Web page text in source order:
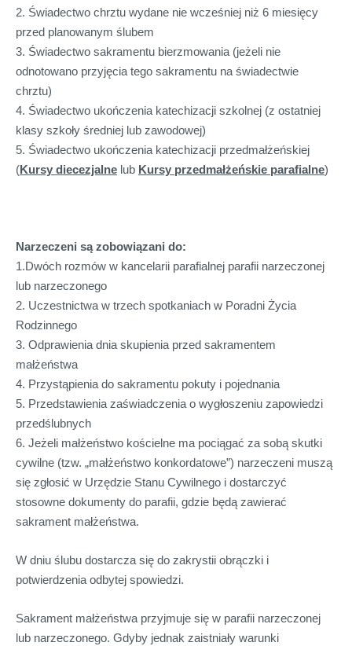
2. Świadectwo chrztu wydane nie wcześniej niż 6 miesięcy
przed planowanym ślubem
3. Świadectwo sakramentu bierzmowania (jeżeli nie
odnotowano przyjęcia tego sakramentu na świadectwie
chrztu)
4. Świadectwo ukończenia katechizacji szkolnej (z ostatniej
klasy szkoły średniej lub zawodowej)
5. Świadectwo ukończenia katechizacji przedmałżeńskiej
(Kursy diecezjalne lub Kursy przedmałżeńskie parafialne)
Narzeczeni są zobowiązani do:
1.Dwóch rozmów w kancelarii parafialnej parafii narzeczonej
lub narzeczonego
2. Uczestnictwa w trzech spotkaniach w Poradni Życia
Rodzinnego
3. Odprawienia dnia skupienia przed sakramentem
małżeństwa
4. Przystąpienia do sakramentu pokuty i pojednania
5. Przedstawienia zaświadczenia o wygłoszeniu zapowiedzi
przedślubnych
6. Jeżeli małżeństwo kościelne ma pociągać za sobą skutki
cywilne (tzw. „małżeństwo konkordatowe”) narzeczeni muszą
się zgłosić w Urzędzie Stanu Cywilnego i dostarczyć
stosowne dokumenty do parafii, gdzie będą zawierać
sakrament małżeństwa.
W dniu ślubu dostarcza się do zakrystii obrączki i
potwierdzenia odbytej spowiedzi.
Sakrament małżeństwa przyjmuje się w parafii narzeczonej
lub narzeczonego. Gdyby jednak zaistniały warunki